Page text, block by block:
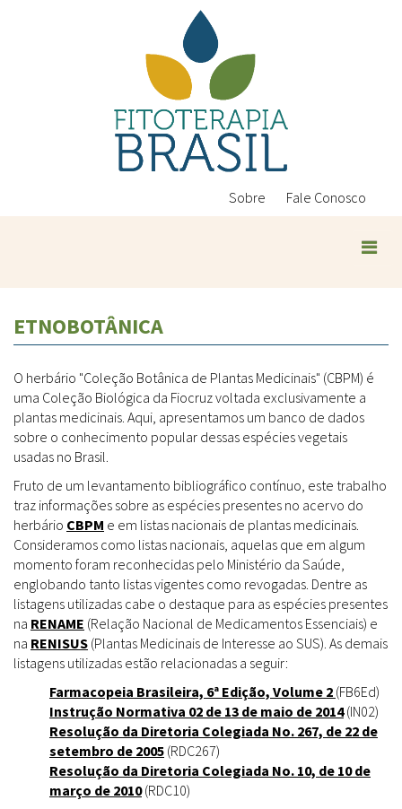
Sobre Fale Conosco
ETNOBOTÂNICA
O herbário "Coleção Botânica de Plantas Medicinais" (CBPM) é
uma Coleção Biológica da Fiocruz voltada exclusivamente a
plantas medicinais. Aqui, apresentamos um banco de dados
sobre o conhecimento popular dessas espécies vegetais
usadas no Brasil.
Fruto de um levantamento bibliográfico contínuo, este trabalho
traz informações sobre as espécies presentes no acervo do
herbário CBPM e em listas nacionais de plantas medicinais.
Consideramos como listas nacionais, aquelas que em algum
momento foram reconhecidas pelo Ministério da Saúde,
englobando tanto listas vigentes como revogadas. Dentre as
listagens utilizadas cabe o destaque para as espécies presentes
na RENAME (Relação Nacional de Medicamentos Essenciais) e
na RENISUS (Plantas Medicinais de Interesse ao SUS). As demais
listagens utilizadas estão relacionadas a seguir:
Farmacopeia Brasileira, 6ª Edição, Volume 2 (FB6Ed)
Instrução Normativa 02 de 13 de maio de 2014(IN02)
Resolução da Diretoria Colegiada No. 267, de 22 de
setembro de 2005 (RDC267)
Resolução da Diretoria Colegiada No. 10, de 10 de
março de 2010(RDC10)